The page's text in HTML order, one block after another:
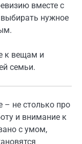
вместе с
выбирать нужное
к вещам и
семьи.
– не столько про
и внимание к
с умом,